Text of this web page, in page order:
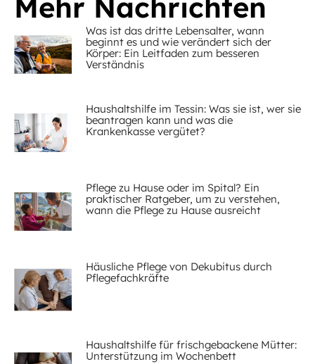
Was ist das dritte Lebensalter, wann
beginnt es und wie verändert sich der
Körper: Ein Leitfaden zum besseren
Verständnis
Haushaltshilfe im Tessin: Was sie ist, wer sie
beantragen kann und was die
Krankenkasse vergütet?
Pflege zu Hause oder im Spital? Ein
praktischer Ratgeber, um zu verstehen,
wann die Pflege zu Hause ausreicht
Häusliche Pflege von Dekubitus durch
Pflegefachkräfte
Haushaltshilfe für frischgebackene Mütter:
Unterstützung im Wochenbett